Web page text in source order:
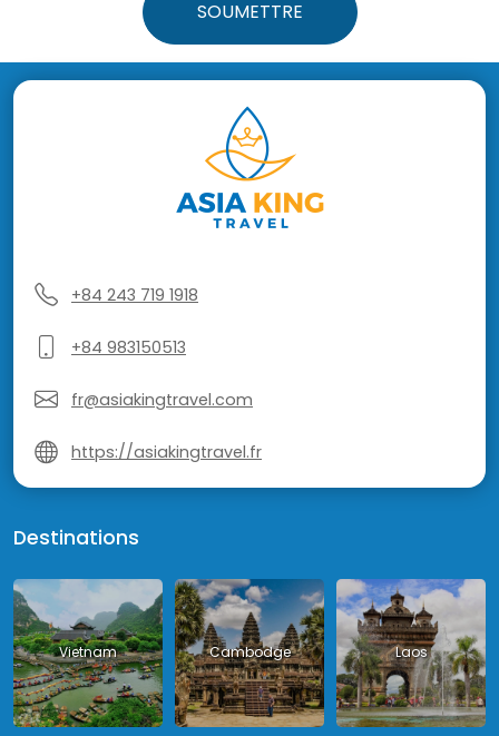
SOUMETTRE
+84 243 719 1918
+84 983150513
fr@asiakingtravel.com
https://asiakingtravel.fr
Destinations
Vietnam Cambodge Laos